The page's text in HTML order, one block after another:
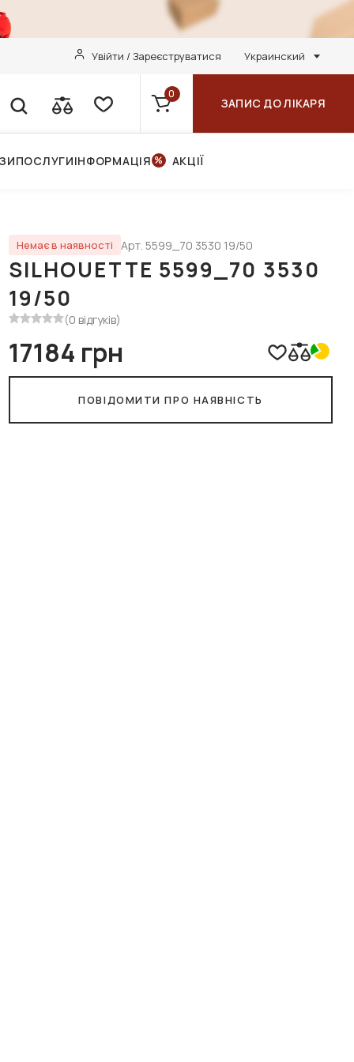
Увійти / Зареєструватися Украинский
0
ЗАПИС ДО ЛІКАРЯ
ПОСЛУГИІНФОРМАЦІЯ АКЦІЇ
Немає в наявності Арт. 5599_70 3530 19/50
SILHOUETTE 5599_70 3530
19/50
(0 відгуків)
17184 грн
ПОВІДОМИТИ ПРО НАЯВНІСТЬ